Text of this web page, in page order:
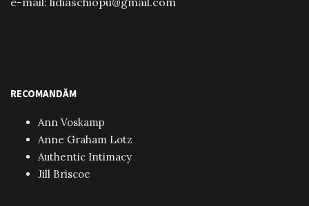
RECOMANDĂM
Ann Voskamp
Anne Graham Lotz
Authentic Intimacy
Jill Briscoe